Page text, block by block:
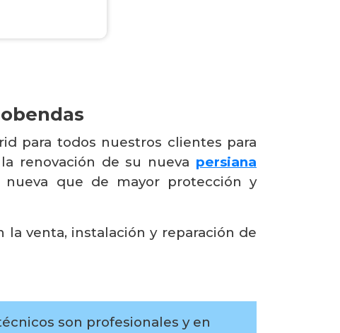
para todos nuestros clientes para
renovación de su nueva persiana
que de mayor protección y
venta, instalación y reparación de
son profesionales y en